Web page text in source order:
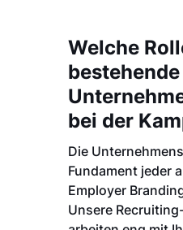
Welche
bestehende
bei der
Die
Fundament jeder
Employer
Unsere